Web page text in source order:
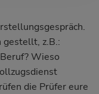
gestellt, z.B.:
Wieso
die Prüfer eure